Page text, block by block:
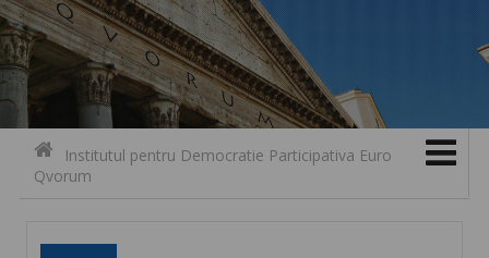
Contact
Skip to content
Institutul pentru Democratie Participativa Euro
Qvorum